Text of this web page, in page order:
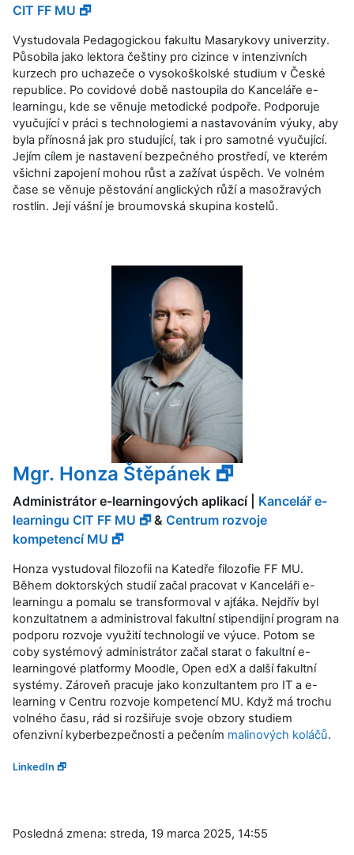
CIT FF MU 🗗
Vystudovala Pedagogickou fakultu Masarykovy univerzity.
Působila jako lektora češtiny pro cizince v intenzivních
kurzech pro uchazeče o vysokoškolské studium v České
republice. Po covidové době nastoupila do Kanceláře e-
learningu, kde se věnuje metodické podpoře. Podporuje
vyučující v práci s technologiemi a nastavováním výuky, aby
byla přínosná jak pro studující, tak i pro samotné vyučující.
Jejím cílem je nastavení bezpečného prostředí, ve kterém
všichni zapojení mohou růst a zažívat úspěch. Ve volném
čase se věnuje pěstování anglických růží a masožravých
rostlin. Její vášní je broumovská skupina kostelů.
Mgr. Honza Štěpánek 🗗
Administrátor e-learningových aplikací | Kancelář e-
learningu CIT FF MU 🗗& Centrum rozvoje
kompetencí MU 🗗
Honza vystudoval filozofii na Katedře filozofie FF MU.
Během doktorských studií začal pracovat v Kanceláři e-
learningu a pomalu se transformoval v ajťáka. Nejdřív byl
konzultatnem a administroval fakultní stipendijní program na
podporu rozvoje využití technologií ve výuce. Potom se
coby systémový administrátor začal starat o fakultní e-
learningové platformy Moodle, Open edX a další fakultní
systémy. Zároveň pracuje jako konzultantem pro IT a e-
learning v Centru rozvoje kompetencí MU. Když má trochu
volného času, rád si rozšiřuje svoje obzory studiem
ofenzivní kyberbezpečnosti a pečením malinových koláčů.
LinkedIn 🗗
Posledná zmena: streda, 19 marca 2025, 14:55